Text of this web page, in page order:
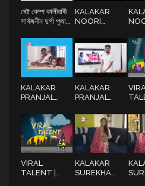
ৰেষ্ট কেম্প কালীবাৰী
সাৰ্বজনীন দুৰ্গা পূজা
"দুৰ্গা পূজাত ঢাকৰ
ধ্বনি"
KALAKAR
NOORI
RAMDHENUTV
3 |
KALAKAR
PRANJAL
PART 2
KALAKAR
PRANJAL
PART 3
VIRAL
TALENT |
KALAKAR
SUREKHA